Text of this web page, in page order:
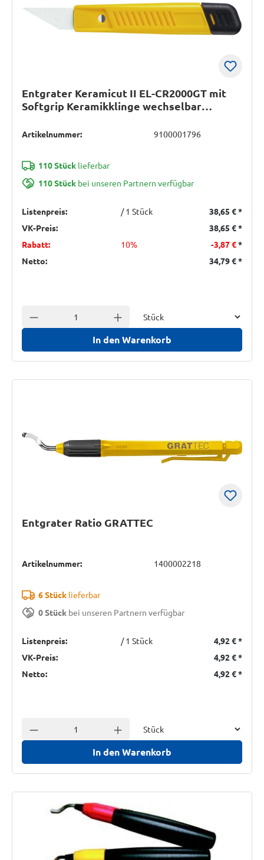
Entgrater Keramicut II EL-CR2000GT mit
Softgrip Keramikklinge wechselbar
Artikelnummer: 9100001796
110 Stück lieferbar
110 Stück bei unseren Partnern verfügbar
Listenpreis: / 1 Stück 38,65 €*
VK-Preis:
38,65 €*
Rabatt:
10% -3,87 €*
Netto:
34,79 €*
Anzahl verringern Anzahl erhöhen
In den Warenkorb
Entgrater Ratio GRATTEC
Artikelnummer: 1400002218
6 Stück lieferbar
0 Stück bei unseren Partnern verfügbar
Listenpreis: / 1 Stück 4,92 €*
VK-Preis:
4,92 €*
Netto:
4,92 €*
Anzahl verringern Anzahl erhöhen
In den Warenkorb